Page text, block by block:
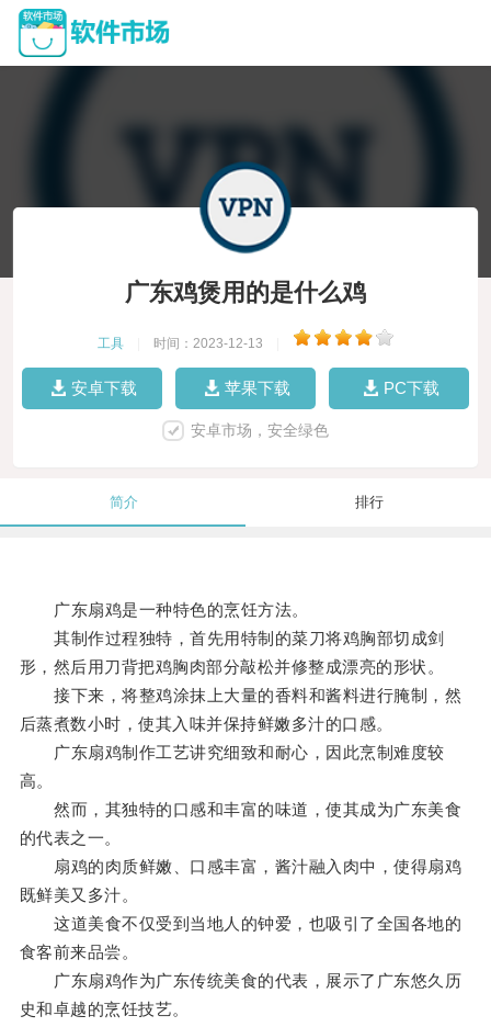
广东鸡煲用的是什么鸡
工具 时间：2023-12-13
安卓下载 苹果下载 PC下载
安卓市场，安全绿色
简介 排行
广东扇鸡是一种特色的烹饪方法。
其制作过程独特，首先用特制的菜刀将鸡胸部切成剑
形，然后用刀背把鸡胸肉部分敲松并修整成漂亮的形状。
接下来，将整鸡涂抹上大量的香料和酱料进行腌制，然
后蒸煮数小时，使其入味并保持鲜嫩多汁的口感。
广东扇鸡制作工艺讲究细致和耐心，因此烹制难度较
高。
然而，其独特的口感和丰富的味道，使其成为广东美食
的代表之一。
扇鸡的肉质鲜嫩、口感丰富，酱汁融入肉中，使得扇鸡
既鲜美又多汁。
这道美食不仅受到当地人的钟爱，也吸引了全国各地的
食客前来品尝。
广东扇鸡作为广东传统美食的代表，展示了广东悠久历
史和卓越的烹饪技艺。